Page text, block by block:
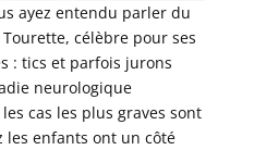
ayez entendu parler du
célèbre pour ses
: tics et parfois jurons
neurologique
cas les plus graves sont
les enfants ont un côté